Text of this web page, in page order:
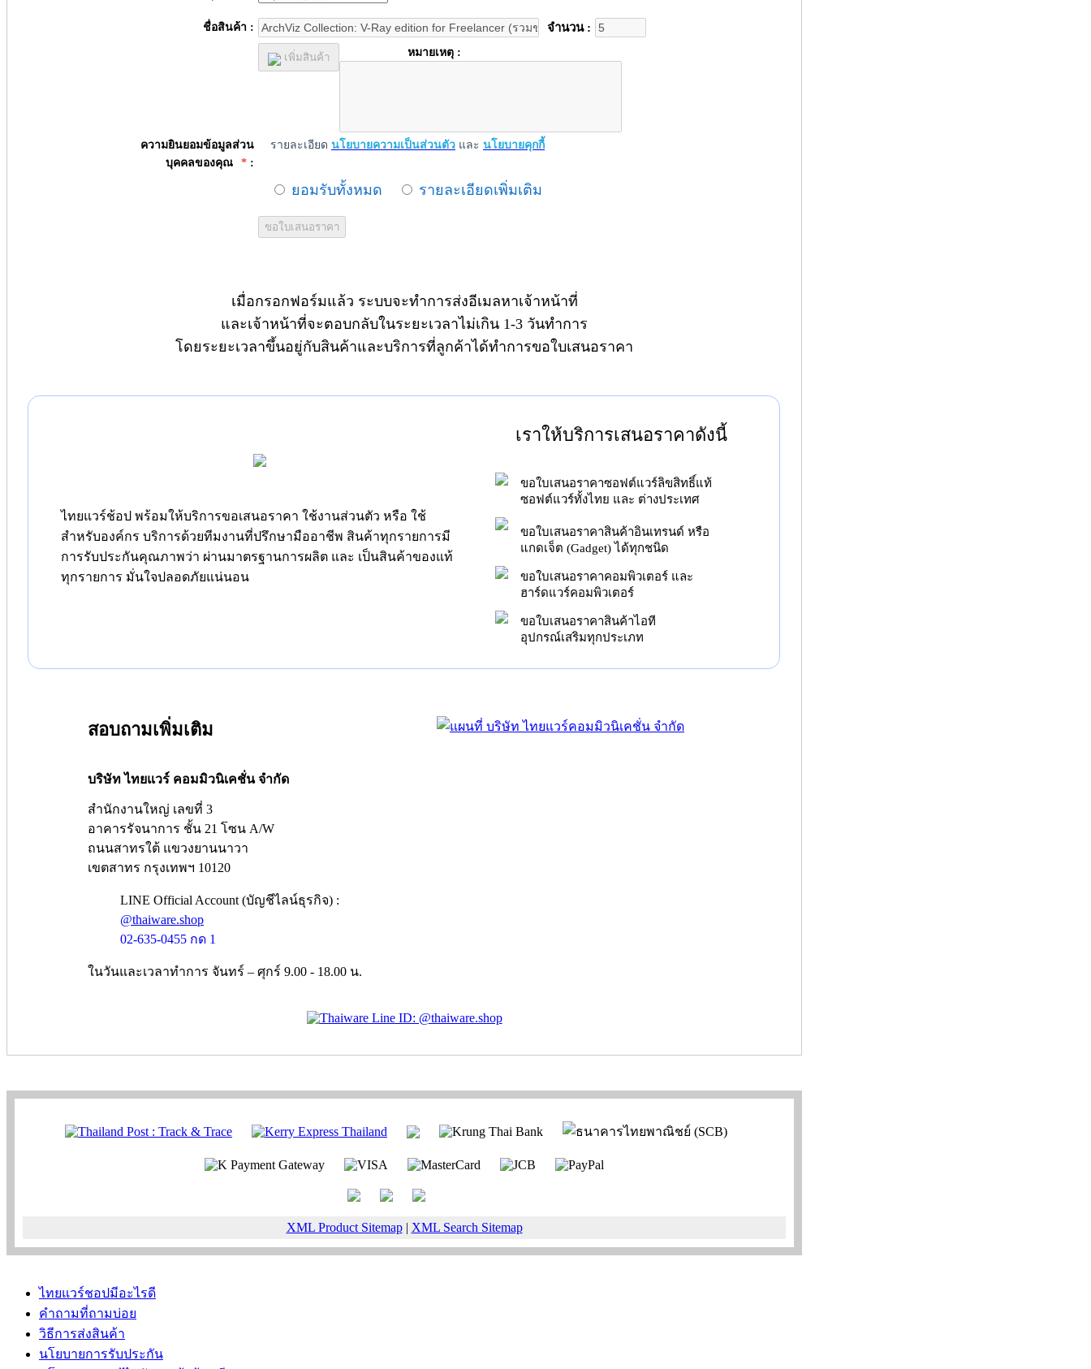
ชื่อสินค้า : จำนวน :
เพิ่มสินค้า หมายเหตุ :
ความยินยอมข้อมูลส่วน
บุคคลของคุณ
* :
รายละเอียด นโยบายความเป็นส่วนตัว และ นโยบายคุกกี้
ยอมรับทั้งหมด รายละเอียดเพิ่มเติม
เมื่อกรอกฟอร์มแล้ว ระบบจะทำการส่งอีเมลหาเจ้าหน้าที่
และเจ้าหน้าที่จะตอบกลับในระยะเวลาไม่เกิน 1-3 วันทำการ
โดยระยะเวลาขึ้นอยู่กับสินค้าและบริการที่ลูกค้าได้ทำการขอใบเสนอราคา
ไทยแวร์ช้อป พร้อมให้บริการขอเสนอราคา ใช้งานส่วนตัว หรือ ใช้
สำหรับองค์กร บริการด้วยทีมงานที่ปรึกษามืออาชีพ สินค้าทุกรายการมี
การรับประกันคุณภาพว่า ผ่านมาตรฐานการผลิต และ เป็นสินค้าของแท้
ทุกรายการ มั่นใจปลอดภัยแน่นอน
เราให้บริการเสนอราคาดังนี้
ขอใบเสนอราคาซอฟต์แวร์ลิขสิทธิ์แท้
ซอฟต์แวร์ทั้งไทย และ ต่างประเทศ
ขอใบเสนอราคาสินค้าอินเทรนด์ หรือ
แกดเจ็ต (Gadget) ได้ทุกชนิด
ขอใบเสนอราคาคอมพิวเตอร์ และ
ฮาร์ดแวร์คอมพิวเตอร์
ขอใบเสนอราคาสินค้าไอที
อุปกรณ์เสริมทุกประเภท
สอบถามเพิ่มเติม
บริษัท ไทยแวร์ คอมมิวนิเคชั่น จำกัด
สำนักงานใหญ่ เลขที่ 3
อาคารรัจนาการ ชั้น 21 โซน A/W
ถนนสาทรใต้ แขวงยานนาวา
เขตสาทร กรุงเทพฯ 10120
LINE Official Account (บัญชีไลน์ธุรกิจ) :
@thaiware.shop
02-635-0455 กด 1
ในวันและเวลาทำการ จันทร์ – ศุกร์ 9.00 - 18.00 น.
XML Product Sitemap| XML Search Sitemap
ไทยแวร์ชอปมีอะไรดี
คำถามที่ถามบ่อย
วิธีการส่งสินค้า
นโยบายการรับประกัน